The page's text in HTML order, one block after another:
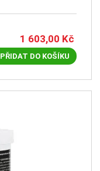
1 603,00 Kč
PŘIDAT DO KOŠÍKU